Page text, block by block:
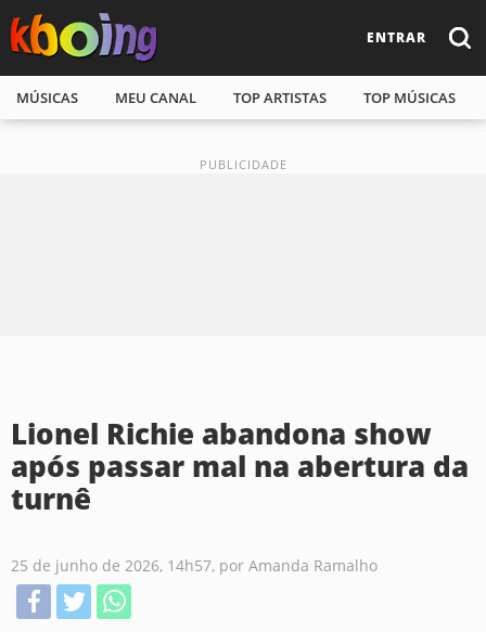
ENTRAR
MÚSICAS MEU CANAL TOP ARTISTAS TOP MÚSICAS
Lionel Richie abandona show
após passar mal na abertura da
turnê
25 de junho de 2026, 14h57, por Amanda Ramalho